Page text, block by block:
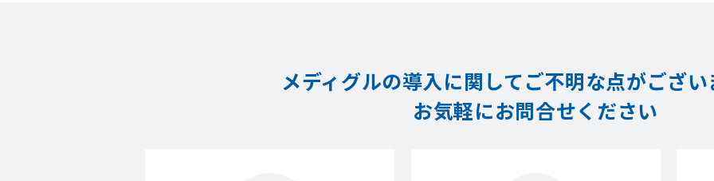
メディグルの導入に関してご不明な点がござ
お気軽にお問合せください